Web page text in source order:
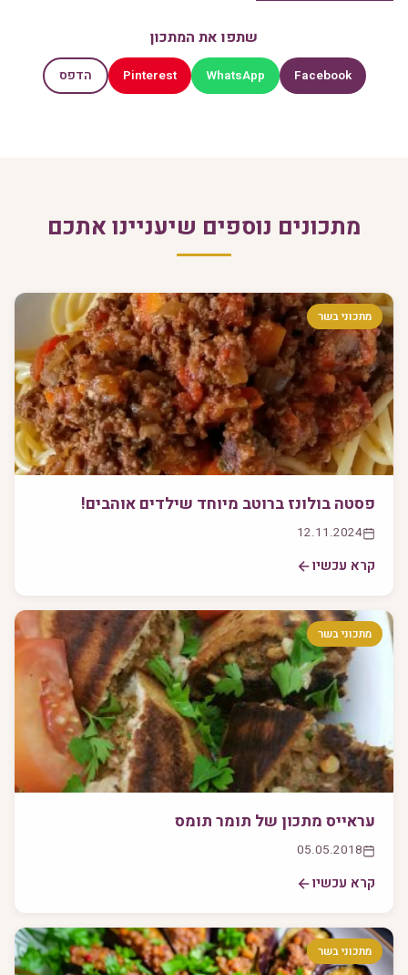
שתפו את המתכון
Facebook
WhatsApp
Pinterest הדפס
מתכונים נוספים שיעניינו אתכם
מתכוני בשר
פסטה בולונז ברוטב מיוחד שילדים אוהבים!
12.11.2024
קרא עכשיו
מתכוני בשר
עראייס מתכון של תומר תומס
05.05.2018
קרא עכשיו
מתכוני בשר